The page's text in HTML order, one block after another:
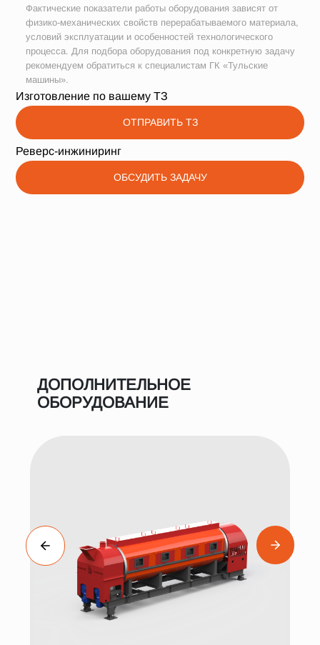
Фактические показатели работы оборудования зависят от
физико-механических свойств перерабатываемого материала,
условий эксплуатации и особенностей технологического
процесса. Для подбора оборудования под конкретную задачу
рекомендуем обратиться к специалистам ГК «Тульские
машины».
Изготовление по вашему ТЗ
ОТПРАВИТЬ ТЗ
Реверс-инжиниринг
ОБСУДИТЬ ЗАДАЧУ
ДОПОЛНИТЕЛЬНОЕ
ОБОРУДОВАНИЕ